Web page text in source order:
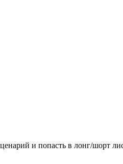
и попасть в лонг/шорт